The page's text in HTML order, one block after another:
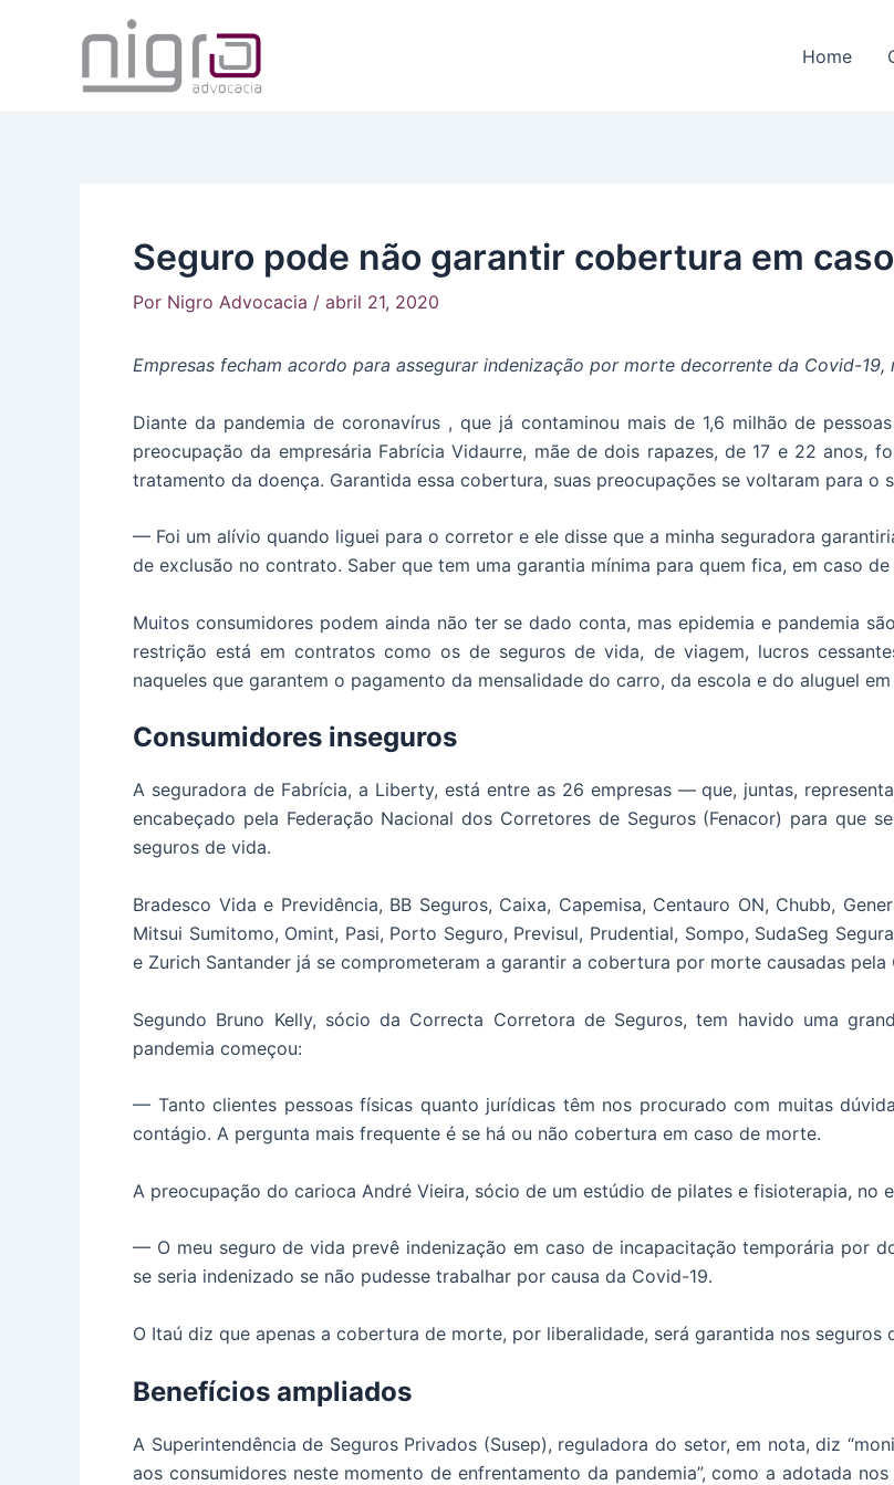
Home
Seguro pode não garantir cobertura em
Por Nigro Advocacia / abril 21, 2020
Empresas fecham acordo para assegurar indenização por morte decorrente da Covid-
Diante da pandemia de coronavírus , que já contaminou mais de 1,6 milhão de
preocupação da empresária Fabrícia Vidaurre, mãe de dois rapazes, de 17 e 22 anos,
tratamento da doença. Garantida essa cobertura, suas preocupações se voltaram para o
— Foi um alívio quando liguei para o corretor e ele disse que a minha seguradora
de exclusão no contrato. Saber que tem uma garantia mínima para quem fica, em caso
Muitos consumidores podem ainda não ter se dado conta, mas epidemia e pandemia são
restrição está em contratos como os de seguros de vida, de viagem, lucros
naqueles que garantem o pagamento da mensalidade do carro, da escola e do aluguel
Consumidores inseguros
A seguradora de Fabrícia, a Liberty, está entre as 26 empresas — que, juntas,
encabeçado pela Federação Nacional dos Corretores de Seguros (Fenacor) para que
seguros de vida.
Bradesco Vida e Previdência, BB Seguros, Caixa, Capemisa, Centauro ON, Chubb,
Mitsui Sumitomo, Omint, Pasi, Porto Seguro, Previsul, Prudential, Sompo, SudaSeg
e Zurich Santander já se comprometeram a garantir a cobertura por morte causadas
Segundo Bruno Kelly, sócio da Correcta Corretora de Seguros, tem havido uma
pandemia começou:
— Tanto clientes pessoas físicas quanto jurídicas têm nos procurado com muitas
contágio. A pergunta mais frequente é se há ou não cobertura em caso de morte.
A preocupação do carioca André Vieira, sócio de um estúdio de pilates e fisioterapia, no
— O meu seguro de vida prevê indenização em caso de incapacitação temporária por
se seria indenizado se não pudesse trabalhar por causa da Covid-19.
O Itaú diz que apenas a cobertura de morte, por liberalidade, será garantida nos
Benefícios ampliados
A Superintendência de Seguros Privados (Susep), reguladora do setor, em nota, diz
aos consumidores neste momento de enfrentamento da pandemia”, como a adotada